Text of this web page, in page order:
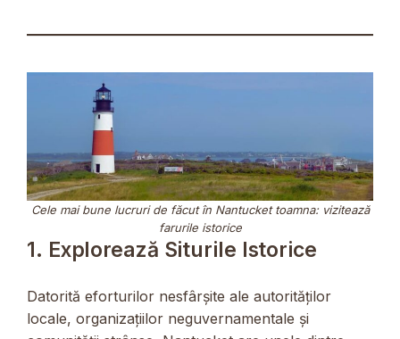
Cele mai bune lucruri de făcut în Nantucket toamna: vizitează
farurile istorice
1. Explorează Siturile Istorice
Datorită eforturilor nesfârșite ale autorităților
locale, organizațiilor neguvernamentale și